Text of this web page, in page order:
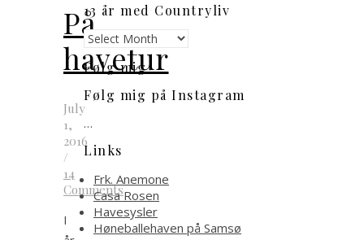
På
havetur
July
1,
2016
/
14
Comments
I
13 år med Countryliv
13
år
med
Countryliv
Følg mig
Følg mig på Instagram
…
Links
Frk. Anemone
Casa Rosen
Havesysler
Høneballehaven på Samsø